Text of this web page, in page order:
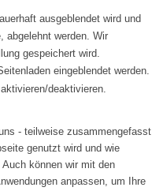
ausgeblendet wird und
abgelehnt werden. Wir
gespeichert wird.
eingeblendet werden.
deaktivieren.
- teilweise zusammengefasst
genutzt wird und wie
können wir mit den
anpassen, um Ihre